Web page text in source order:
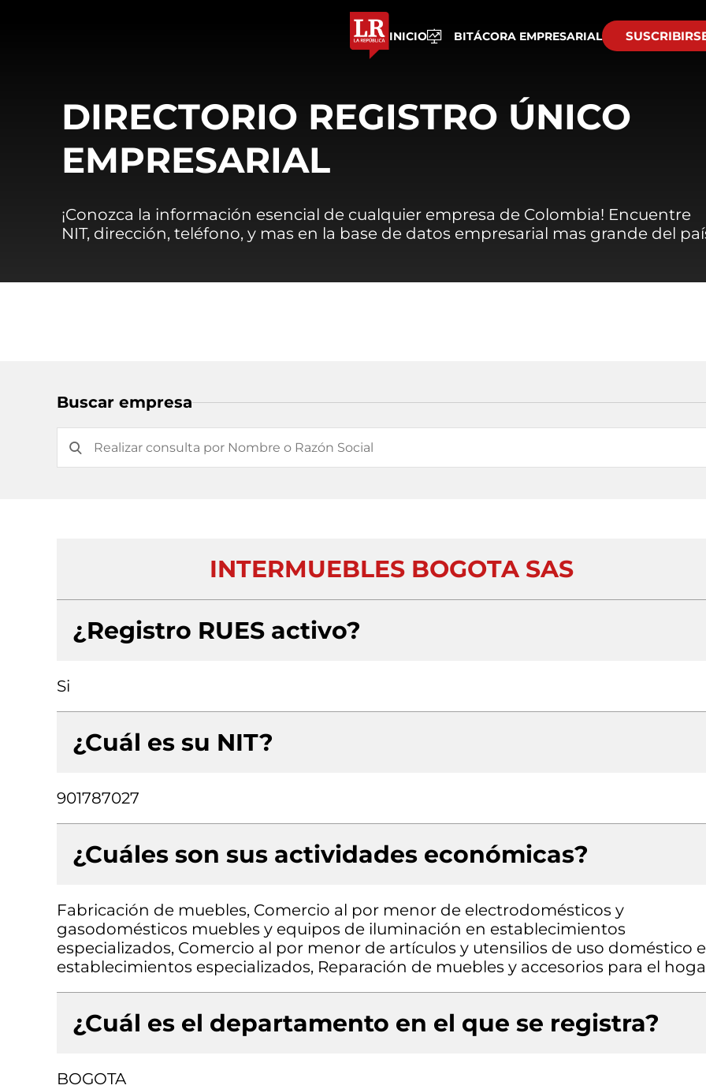
INICIO BITÁCORA EMPRESARIAL
DIRECTORIO REGISTRO ÚNICO
EMPRESARIAL
¡Conozca la información esencial de cualquier empresa de Colombia! Encuentre
NIT, dirección, teléfono, y mas en la base de datos empresarial mas grande del
Buscar empresa
INTERMUEBLES BOGOTA SAS
¿Registro RUES activo?
Si
¿Cuál es su NIT?
901787027
¿Cuáles son sus actividades económicas?
Fabricación de muebles, Comercio al por menor de electrodomésticos y
gasodomésticos muebles y equipos de iluminación en establecimientos
especializados, Comercio al por menor de artículos y utensilios de uso doméstico
establecimientos especializados, Reparación de muebles y accesorios para el
¿Cuál es el departamento en el que se registra?
BOGOTA